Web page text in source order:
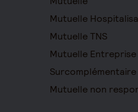
Mutuelle
Mutuelle TNS
Mutuelle Entreprise
Surcomplémentaire
Mutuelle non